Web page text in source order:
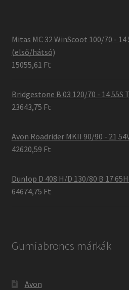
Mitas MC 32 WinScoot 100/70 - 14
(első/hátsó)
15055,61 Ft
Bridgestone B 03 120/70 - 14 55S
23643,75 Ft
Avon Roadrider MKII 90/90 - 21
42620,59 Ft
Dunlop D 408 H/D 130/80 B 17
64674,75 Ft
Gumiabroncs márkák
Avon